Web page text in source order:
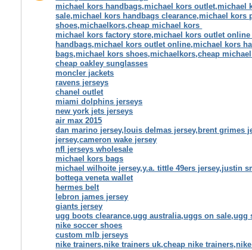
michael kors handbags,michael kors
sale,michael kors handbags clearance,michael
shoes,michaelkors,cheap michael kors
michael kors factory store,michael kors outlet
handbags,michael kors outlet online,michael kors
bags,michael kors shoes,michaelkors,cheap
cheap oakley sunglasses
moncler jackets
ravens jerseys
chanel outlet
miami dolphins jerseys
new york jets jerseys
air max 2015
dan marino jersey,louis delmas jersey,brent grimes
jersey,cameron wake jersey
nfl jerseys wholesale
michael kors bags
michael wilhoite jersey,y.a. tittle 49ers jersey,justin
bottega veneta wallet
hermes belt
lebron james jersey
giants jersey
ugg boots clearance,ugg australia,uggs on
nike soccer shoes
custom mlb jerseys
nike trainers,nike trainers uk,cheap nike